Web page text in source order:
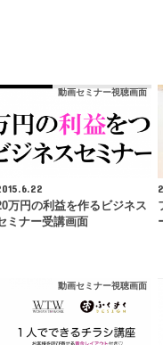
動画セミナー視聴画面
万円の利益を作るビジネス
ミナー受講画面
動画セミナー視聴画面